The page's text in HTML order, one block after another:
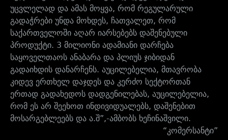
უცვლელად და ამას მოყვა, რომ რეგულარული
გადაჭრები უნდა მოხდეს, ჩათვალეთ, რომ
საქართველოში აღარ იარსებებს დაშენებული
პროდუქტი. 3 მილიონი ადამიანი დარჩება
საყოველთაოს ანაბარა და პლიუს ჯიბიდან
გადაიხდის დანარჩენს. აუცილებელია, მთავრობა
კიდევ ერთხელ დაჯდეს და კერძო სექტორთან
ერთად გადახედოს დადგენილებას, აუცილებელია,
რომ ეს არ შეეხოთ ინდივიდუალებს, დაშენებით
მოსარგებლეებს და ა.შ”,-ამბობს ხეჩინაშვილი.
“კომერსანტი”